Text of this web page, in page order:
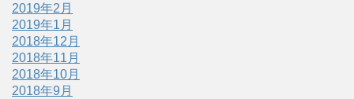
2019年2月
2019年1月
2018年12月
2018年11月
2018年10月
2018年9月